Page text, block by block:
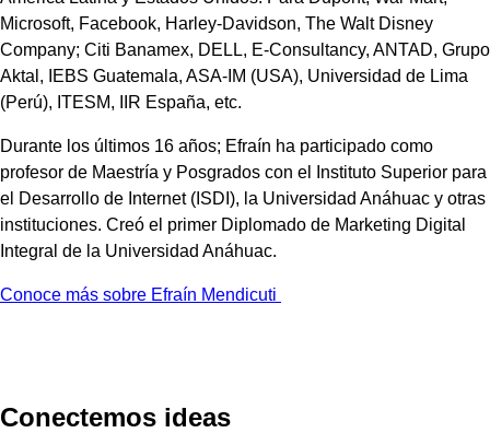
Microsoft, Facebook, Harley-Davidson, The Walt Disney
Company; Citi Banamex, DELL, E-Consultancy, ANTAD, Grupo
Aktal, IEBS Guatemala, ASA-IM (USA), Universidad de Lima
(Perú), ITESM, IIR España, etc.
Durante los últimos 16 años; Efraín ha participado como
profesor de Maestría y Posgrados con el Instituto Superior para
el Desarrollo de Internet (ISDI), la Universidad Anáhuac y otras
instituciones. Creó el primer Diplomado de Marketing Digital
Integral de la Universidad Anáhuac.
Conoce más sobre Efraín Mendicuti
Conectemos ideas